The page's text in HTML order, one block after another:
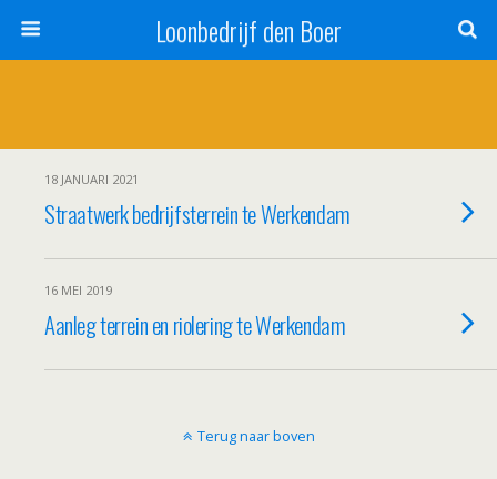
Loonbedrijf den Boer
18 JANUARI 2021
Straatwerk bedrijfsterrein te Werkendam
16 MEI 2019
Aanleg terrein en riolering te Werkendam
Terug naar boven